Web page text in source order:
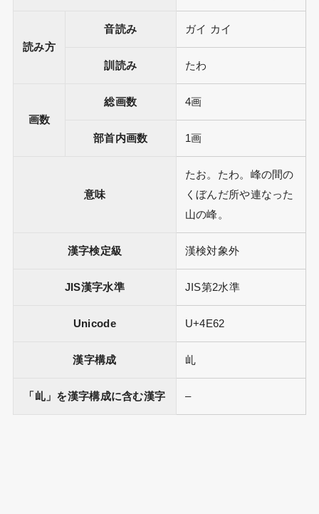
読み方
音読み ガイ カイ
訓読み たわ
画数
総画数 4画
部首内画数 1画
意味
たお。たわ。峰の間の
くぼんだ所や連なった
山の峰。
漢字検定級 漢検対象外
JIS漢字水準 JIS第2水準
Unicode U+4E62
漢字構成 乢
「乢」を漢字構成に含む漢字 –